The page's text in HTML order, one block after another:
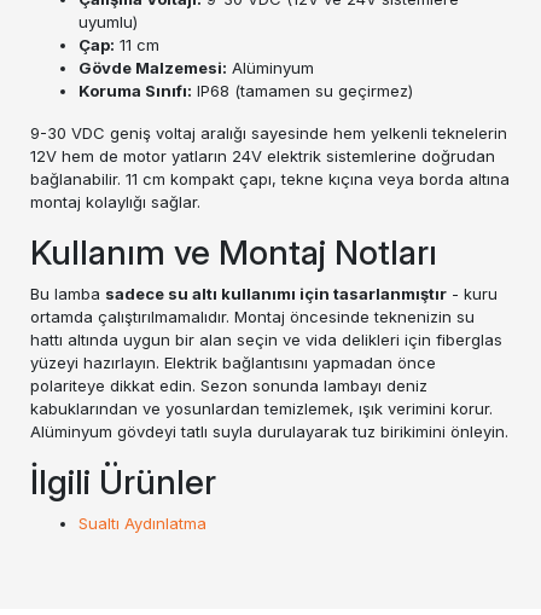
uyumlu)
Çap: 11 cm
Gövde Malzemesi: Alüminyum
Koruma Sınıfı: IP68 (tamamen su geçirmez)
9-30 VDC geniş voltaj aralığı sayesinde hem yelkenli teknelerin
12V hem de motor yatların 24V elektrik sistemlerine doğrudan
bağlanabilir. 11 cm kompakt çapı, tekne kıçına veya borda altına
montaj kolaylığı sağlar.
Kullanım ve Montaj Notları
Bu lamba sadece su altı kullanımı için tasarlanmıştır - kuru
ortamda çalıştırılmamalıdır. Montaj öncesinde teknenizin su
hattı altında uygun bir alan seçin ve vida delikleri için fiberglas
yüzeyi hazırlayın. Elektrik bağlantısını yapmadan önce
polariteye dikkat edin. Sezon sonunda lambayı deniz
kabuklarından ve yosunlardan temizlemek, ışık verimini korur.
Alüminyum gövdeyi tatlı suyla durulayarak tuz birikimini önleyin.
İlgili Ürünler
Sualtı Aydınlatma